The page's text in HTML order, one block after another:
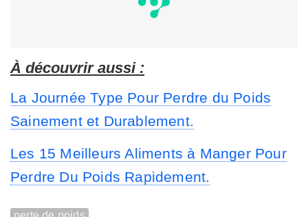
À découvrir aussi :
La Journée Type Pour Perdre du Poids
Sainement et Durablement.
Les 15 Meilleurs Aliments à Manger Pour
Perdre Du Poids Rapidement.